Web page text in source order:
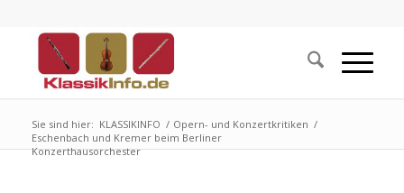
Sie sind hier: KLASSIKINFO / Opern- und Konzertkritiken /
Eschenbach und Kremer beim Berliner
Konzerthausorchester